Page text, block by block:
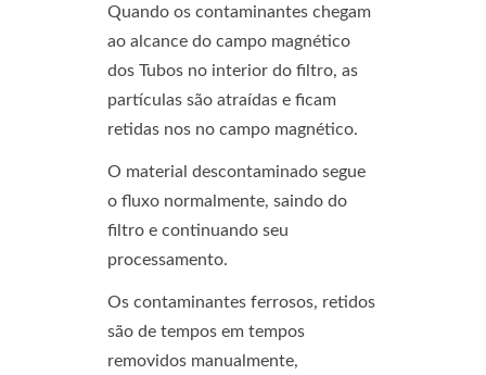
Quando os contaminantes chegam
ao alcance do campo magnético
dos Tubos no interior do filtro, as
partículas são atraídas e ficam
retidas nos no campo magnético.
O material descontaminado segue
o fluxo normalmente, saindo do
filtro e continuando seu
processamento.
Os contaminantes ferrosos, retidos
são de tempos em tempos
removidos manualmente,